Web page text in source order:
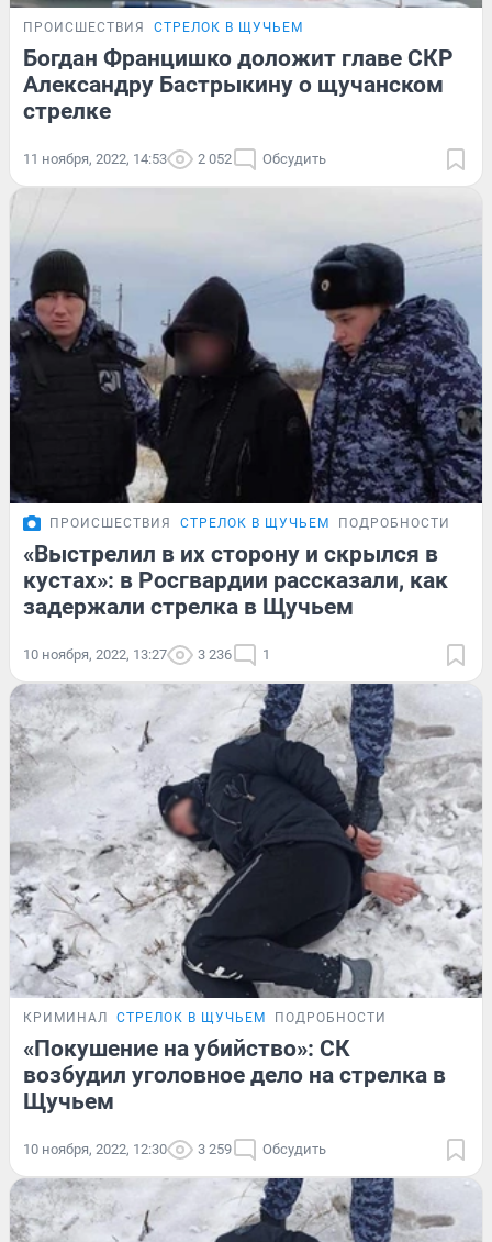
ПРОИСШЕСТВИЯ СТРЕЛОК В ЩУЧЬЕМ
Богдан Францишко доложит главе СКР
Александру Бастрыкину о щучанском
стрелке
11 ноября, 2022, 14:53 2 052 Обсудить
ПРОИСШЕСТВИЯ СТРЕЛОК В ЩУЧЬЕМ ПОДРОБНОСТИ
«Выстрелил в их сторону и скрылся в
кустах»: в Росгвардии рассказали, как
задержали стрелка в Щучьем
10 ноября, 2022, 13:27 3 236 1
КРИМИНАЛ СТРЕЛОК В ЩУЧЬЕМ ПОДРОБНОСТИ
«Покушение на убийство»: СК
возбудил уголовное дело на стрелка в
Щучьем
10 ноября, 2022, 12:30 3 259 Обсудить